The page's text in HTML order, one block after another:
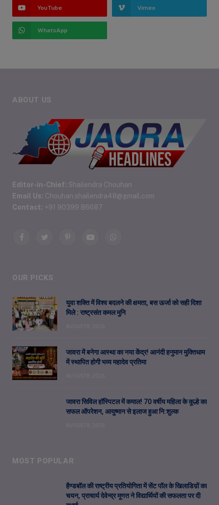
YouTube Vimeo
WhatsApp
ABOUT US
Editor-in-Chief: Shailendra Chouhan
Email Us: Chouhan.shailendra48@gmail.com
Contact: +91 90399 86687
FacebookTwitterPinterestYouTubeWhatsApp
OUR PICKS
युवा शक्ति में विश्व बदलने की क्षमता, बस ऊर्जा को सही दिशा
मिले : राष्ट्रसंत कमल मुनि
जावरा में बनेगा आस्था का नया केंद्र! आनंदी हनुमान मुक्तिधाम
में स्थापित होगी भव्य महादेव प्रतिमा
जावरा सिविल हॉस्पिटल में कमाल! 70 वर्षीय महिला के कूल्हे का
सफल ऑपरेशन, आयुष्मान से इलाज हुआ नि:शुल्क
MOST POPULAR
हैण्डबॉल की राष्ट्रीय प्रतियोगिता में सेंट पॉल के खिलाडिय़ों का
चयन, प्राचार्य देवेन्द्र मूणत ने विद्यार्थियों की सफलता पर दी